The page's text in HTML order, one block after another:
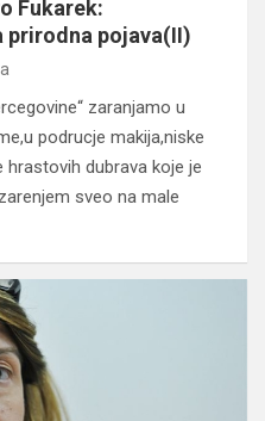
Fukarek:
prirodna pojava(II)
zaranjamo u
podrucje makija,niske
dubrava koje je
sveo na male